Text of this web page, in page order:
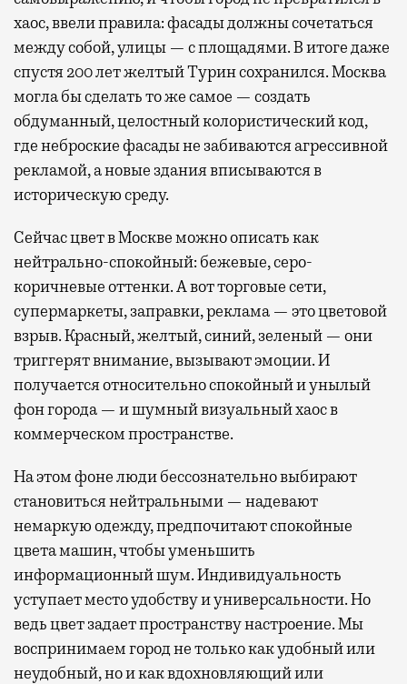
хаос, ввели правила: фасады должны сочетаться
между собой, улицы — с площадями. В итоге даже
спустя 200 лет желтый Турин сохранился. Москва
могла бы сделать то же самое — создать
обдуманный, целостный колористический код,
где неброские фасады не забиваются агрессивной
рекламой, а новые здания вписываются в
историческую среду.
Сейчас цвет в Москве можно описать как
нейтрально-спокойный: бежевые, серо-
коричневые оттенки. А вот торговые сети,
супермаркеты, заправки, реклама — это цветовой
взрыв. Красный, желтый, синий, зеленый — они
триггерят внимание, вызывают эмоции. И
получается относительно спокойный и унылый
фон города — и шумный визуальный хаос в
коммерческом пространстве.
На этом фоне люди бессознательно выбирают
становиться нейтральными — надевают
немаркую одежду, предпочитают спокойные
цвета машин, чтобы уменьшить
информационный шум. Индивидуальность
уступает место удобству и универсальности. Но
ведь цвет задает пространству настроение. Мы
воспринимаем город не только как удобный или
неудобный, но и как вдохновляющий или